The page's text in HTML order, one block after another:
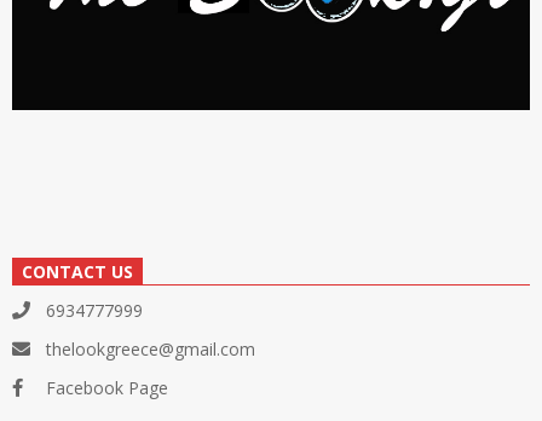
CONTACT US
6934777999
thelookgreece@gmail.com
Facebook Page